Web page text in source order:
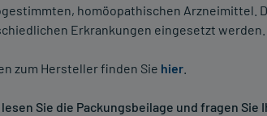
homöopathischen Arzneimittel.
Erkrankungen eingesetzt werden.
zum Hersteller finden Sie hier
Sie die Packungsbeilage und fragen Sie